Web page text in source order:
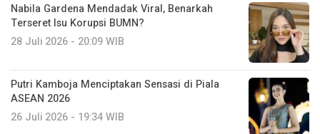
Nabila Gardena Mendadak Viral, Benarkah
Terseret Isu Korupsi BUMN?
28 Juli 2026 - 20:09 WIB
Putri Kamboja Menciptakan Sensasi di Piala
ASEAN 2026
26 Juli 2026 - 19:34 WIB